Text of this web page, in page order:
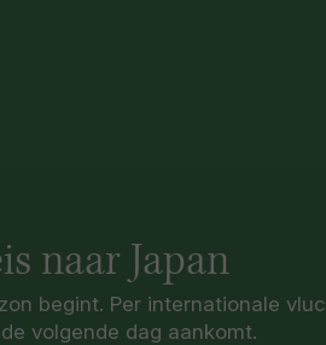
naar Japan
begint. Per internationale
volgende dag aankomt.